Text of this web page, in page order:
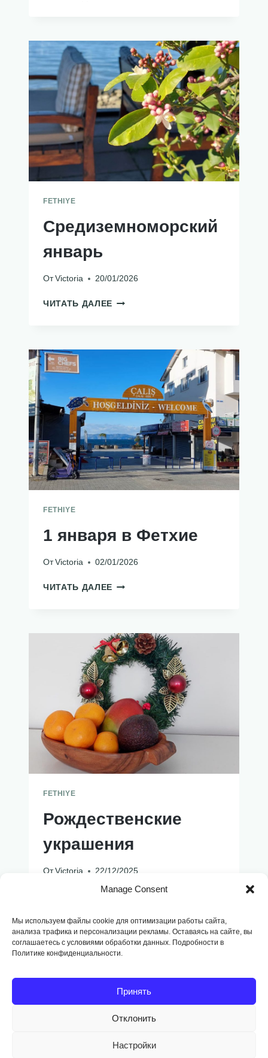
Manage Consent
Мы используем файлы cookie для оптимизации работы сайта,
анализа трафика и персонализации рекламы. Оставаясь на сайте, вы
соглашаетесь с условиями обработки данных. Подробности в
Политике конфиденциальности.
Принять
Отклонить
Настройки
FETHIYE
Средиземноморский
январь
От Victoria 20/01/2026
ЧИТАТЬ ДАЛЕЕ СРЕДИЗЕМНОМОРСКИЙ
FETHIYE
1 января в Фетхие
От Victoria 02/01/2026
ЧИТАТЬ ДАЛЕЕ 1
FETHIYE
Рождественские
украшения
От Victoria 22/12/2025
РОЖДЕСТВЕНСКИЕ
Навигация
по
страницам
1 2 3
страница